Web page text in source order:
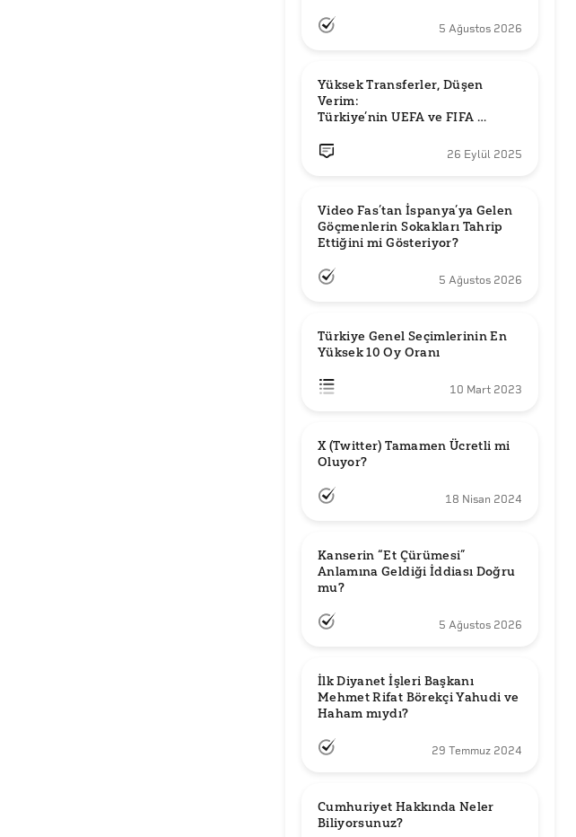
5 Ağustos 2026
Yüksek Transferler, Düşen
Verim:
Türkiye’nin UEFA ve FIFA
26 Eylül 2025
Video Fas’tan İspanya’ya Gelen
Göçmenlerin Sokakları Tahrip
Ettiğini mi Gösteriyor?
5 Ağustos 2026
Türkiye Genel Seçimlerinin En
Yüksek 10 Oy Oranı
10 Mart 2023
X (Twitter) Tamamen Ücretli mi
Oluyor?
18 Nisan 2024
Kanserin “Et Çürümesi”
Anlamına Geldiği İddiası Doğru
mu?
5 Ağustos 2026
İlk Diyanet İşleri Başkanı
Mehmet Rifat Börekçi Yahudi ve
Haham mıydı?
29 Temmuz 2024
Cumhuriyet Hakkında Neler
Biliyorsunuz?